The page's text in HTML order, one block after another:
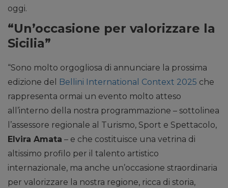
oggi.
“Un’occasione per valorizzare la
Sicilia”
“Sono molto orgogliosa di annunciare la prossima
edizione del
Bellini International Context 2025 che
rappresenta ormai un evento molto atteso
all’interno della nostra programmazione – sottolinea
l’assessore regionale al Turismo, Sport e Spettacolo,
Elvira Amata – e che costituisce una vetrina di
altissimo profilo per il talento artistico
internazionale, ma anche un’occasione straordinaria
per valorizzare la nostra regione, ricca di storia,